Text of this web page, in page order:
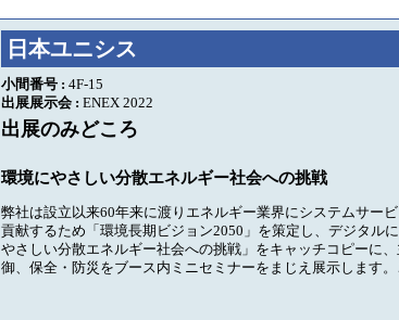
日本ユニシス
小間番号 : 4F-15
出展展示会 : ENEX 2022
出展のみどころ
環境にやさしい分散エネルギー社会への挑戦
弊社は設立以来60年来に渡りエネルギー業界にシステムサー
貢献するため「環境長期ビジョン2050」を策定し、デジタル
やさしい分散エネルギー社会への挑戦」をキャッチコピーに
御、保全・防災をブース内ミニセミナーをまじえ展示します